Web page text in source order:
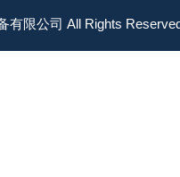
有限公司 All Rights